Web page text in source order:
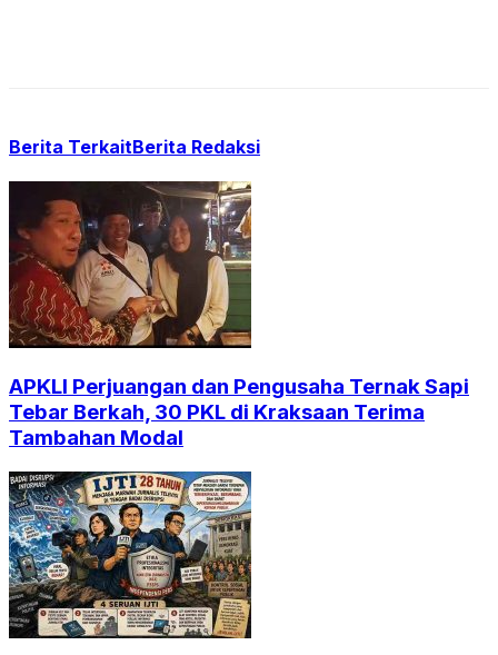
Berita TerkaitBerita Redaksi
APKLI Perjuangan dan Pengusaha Ternak Sapi
Tebar Berkah, 30 PKL di Kraksaan Terima
Tambahan Modal